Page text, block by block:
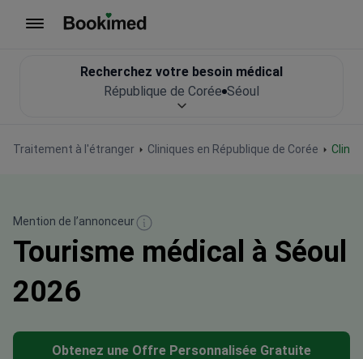
Traitement à l'étranger Cliniques en République de Corée
Recherchez votre besoin médical
République de Corée Séoul
Mention de l’annonceur
Tourisme médical à Séoul
2026
Obtenez une Offre Personnalisée Gratuite